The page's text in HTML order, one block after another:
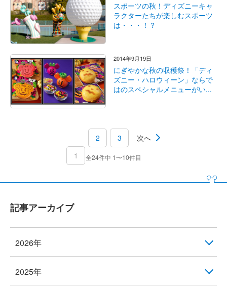
スポーツの秋！ディズニーキャ
ラクターたちが楽しむスポーツ
は・・・！？
2014年9月19日
にぎやかな秋の収穫祭！「ディ
ズニー・ハロウィーン」ならで
はのスペシャルメニューがい...
1
2 3 次へ
全24件中 1〜10件目
記事アーカイブ
2026年
2025年